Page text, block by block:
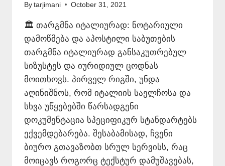
By tarjimani October 31, 2021
🏛️ თარგმნა იტალიურად: ნოტარიული
დამოწმება და აპოსტილი საბუთების
თარგმნა იტალიურად განსაკუთრებულ
სიზუსტეს და იურიდიულ ცოდნას
მოითხოვს. პირველ რიგში, უნდა
აღინიშნოს, რომ იტალიის საელჩოსა და
სხვა უწყებებში წარსადგენი
დოკუმენტაცია სპეციფიკურ სტანდარტებს
ექვემდებარება. შესაბამისად, ჩვენი
ბიურო გთავაზობთ სრულ სერვისს, რაც
მოიცავს როგორც ტექსტურ დამუშავებას,